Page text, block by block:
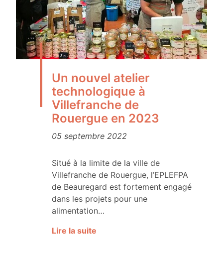
Un nouvel atelier
technologique à
Villefranche de
Rouergue en 2023
05 septembre 2022
Situé à la limite de la ville de
Villefranche de Rouergue, l’EPLEFPA
de Beauregard est fortement engagé
dans les projets pour une
alimentation…
Lire la suite